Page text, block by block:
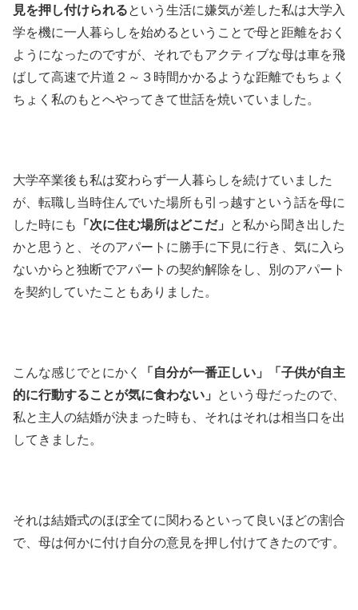
見を押し付けられるという生活に嫌気が差した私は大学入
学を機に一人暮らしを始めるということで母と距離をおく
ようになったのですが、それでもアクティブな母は車を飛
ばして高速で片道２～３時間かかるような距離でもちょく
ちょく私のもとへやってきて世話を焼いていました。
大学卒業後も私は変わらず一人暮らしを続けていました
が、転職し当時住んでいた場所も引っ越すという話を母に
した時にも
「次に住む場所はどこだ」
と私から聞き出した
かと思うと、そのアパートに勝手に下見に行き、気に入ら
ないからと独断でアパートの契約解除をし、別のアパート
を契約していたこともありました。
こんな感じでとにかく
「自分が一番正しい」「子供が自主
的に行動することが気に食わない」
という母だったので、
私と主人の結婚が決まった時も、それはそれは相当口を出
してきました。
それは結婚式のほぼ全てに関わるといって良いほどの割合
で、母は何かに付け自分の意見を押し付けてきたのです。